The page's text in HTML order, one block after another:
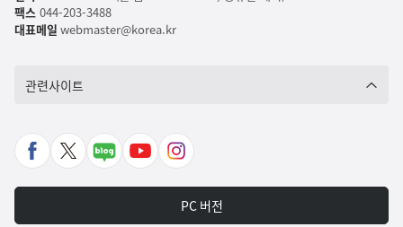
팩스044-203-3488
대표메일 webmaster@korea.kr
관련사이트
페
북
X
가
네
포
유
바
인
타
그
PC 버전